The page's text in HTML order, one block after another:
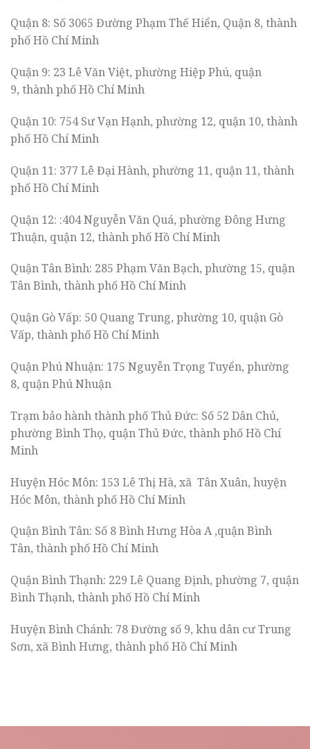
Quận 8: Số 3065 Đường Phạm Thế Hiển, Quận 8, thành
phố Hồ Chí Minh
Quận 9: 23 Lê Văn Việt, phường Hiệp Phú, quận
9, thành phố Hồ Chí Minh
Quận 10: 754 Sư Vạn Hạnh, phường 12, quận 10, thành
phố Hồ Chí Minh
Quận 11: 377 Lê Đại Hành, phường 11, quận 11, thành
phố Hồ Chí Minh
Quận 12: :404 Nguyễn Văn Quá, phường Đông Hưng
Thuận, quận 12, thành phố Hồ Chí Minh
Quận Tân Bình: 285 Phạm Văn Bạch, phường 15, quận
Tân Bình, thành phố Hồ Chí Minh
Quận Gò Vấp: 50 Quang Trung, phường 10, quận Gò
Vấp, thành phố Hồ Chí Minh
Quận Phú Nhuận: 175 Nguyễn Trọng Tuyển, phường
8, quận Phú Nhuận
Trạm bảo hành thành phố Thủ Đức: Số 52 Dân Chủ,
phường Bình Thọ, quận Thủ Đức, thành phố Hồ Chí
Minh
Huyện Hóc Môn: 153 Lê Thị Hà, xã Tân Xuân, huyện
Hóc Môn, thành phố Hồ Chí Minh
Quận Bình Tân: Số 8 Bình Hưng Hòa A ,quận Bình
Tân, thành phố Hồ Chí Minh
Quận Bình Thạnh: 229 Lê Quang Định, phường 7, quận
Bình Thạnh, thành phố Hồ Chí Minh
Huyện Bình Chánh: 78 Đường số 9, khu dân cư Trung
Sơn, xã Bình Hưng, thành phố Hồ Chí Minh